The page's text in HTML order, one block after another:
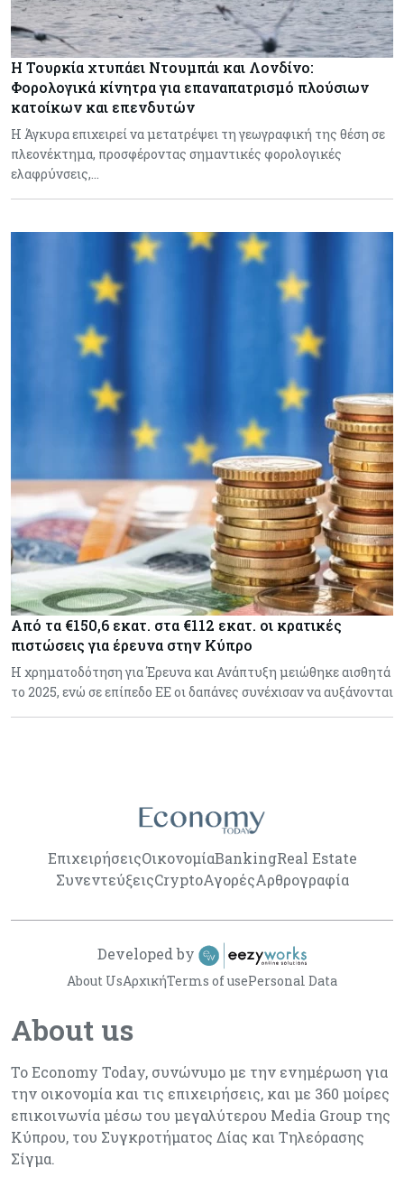
Η Τουρκία χτυπάει Ντουμπάι και Λονδίνο:
Φορολογικά κίνητρα για επαναπατρισμό πλούσιων
κατοίκων και επενδυτών
Η Άγκυρα επιχειρεί να μετατρέψει τη γεωγραφική της θέση σε
πλεονέκτημα, προσφέροντας σημαντικές φορολογικές
ελαφρύνσεις,…
Από τα €150,6 εκατ. στα €112 εκατ. οι κρατικές
πιστώσεις για έρευνα στην Κύπρο
Η χρηματοδότηση για Έρευνα και Ανάπτυξη μειώθηκε αισθητά
το 2025, ενώ σε επίπεδο ΕΕ οι δαπάνες συνέχισαν να αυξάνονται
ΕπιχειρήσειςΟικονομίαBankingReal Estate
ΣυνεντεύξειςCryptoΑγορέςΑρθρογραφία
About us
Το Economy Today, συνώνυμο με την ενημέρωση για
την οικονομία και τις επιχειρήσεις, και με 360 μοίρες
επικοινωνία μέσω του μεγαλύτερου Media Group της
Κύπρου, του Συγκροτήματος Δίας και Τηλεόρασης
Σίγμα.
About UsΑρχικήTerms of usePersonal Data
Developed by